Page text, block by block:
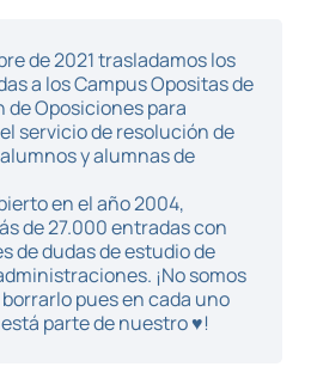
de 2021 trasladamos los
a los Campus Opositas de
de Oposiciones para
servicio de resolución de
y alumnas de
en el año 2004,
de 27.000 entradas con
de dudas de estudio de
¡No somos
pues en cada uno
parte de nuestro ♥!